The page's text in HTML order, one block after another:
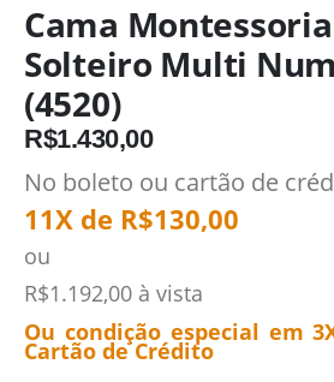
Cama
Solteiro Multi
(4520)
R$1.430,00
No boleto ou cartão de
11X de R$130,00
ou
R$1.192,00 à vista
Ou condição especial em
Cartão de Crédito